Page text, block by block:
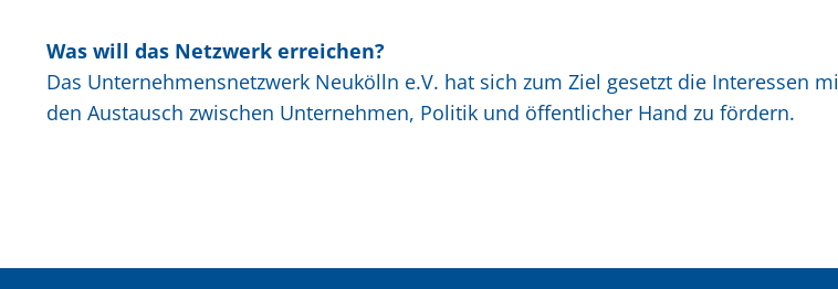
Was will das Netzwerk erreichen?
Das Unternehmensnetzwerk Neukölln e.V. hat sich zum Ziel gesetzt die Interessen
den Austausch zwischen Unternehmen, Politik und öffentlicher Hand zu fördern.